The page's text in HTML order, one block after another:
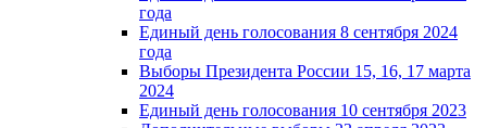
года
Единый день голосования 8 сентября 2024
года
Выборы Президента России 15, 16, 17 марта
2024
Единый день голосования 10 сентября 2023